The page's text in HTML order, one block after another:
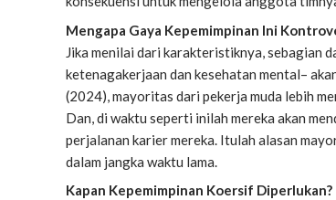
Mengapa Gaya Kepemimpinan Ini
Jika menilai dari karakteristiknya, sebagian
ketenagakerjaan dan kesehatan mental–
(2024), mayoritas dari pekerja muda lebih
Dan, di waktu seperti inilah mereka akan
perjalanan karier mereka. Itulah alasan
dalam jangka waktu lama.
Kapan Kepemimpinan Koersif Diperlukan?